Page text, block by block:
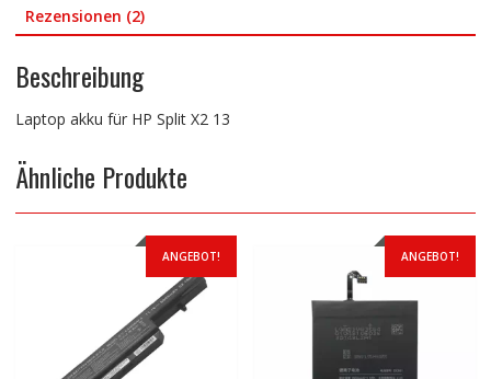
Rezensionen (2)
Beschreibung
Laptop akku für HP Split X2 13
Ähnliche Produkte
ANGEBOT! ANGEBOT!